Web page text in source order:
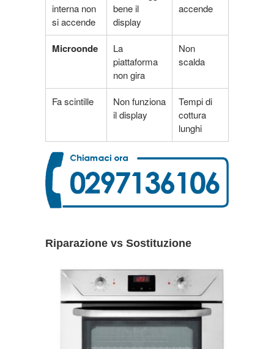
interna non
si accende
bene il
display
accende
Microonde
La
piattaforma
non gira
Non
scalda
Fa scintille
Non funziona
il display
Tempi di
cottura
lunghi
Riparazione vs Sostituzione